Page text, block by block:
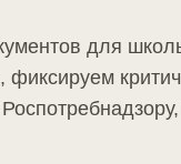
для
фиксируем